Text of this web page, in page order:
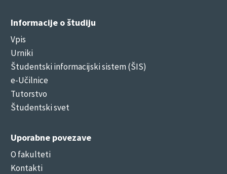
Informacije o študiju
Vpis
Urniki
Študentski informacijski sistem (ŠIS)
e-Učilnice
Tutorstvo
Študentski svet
Uporabne povezave
O fakulteti
Kontakti